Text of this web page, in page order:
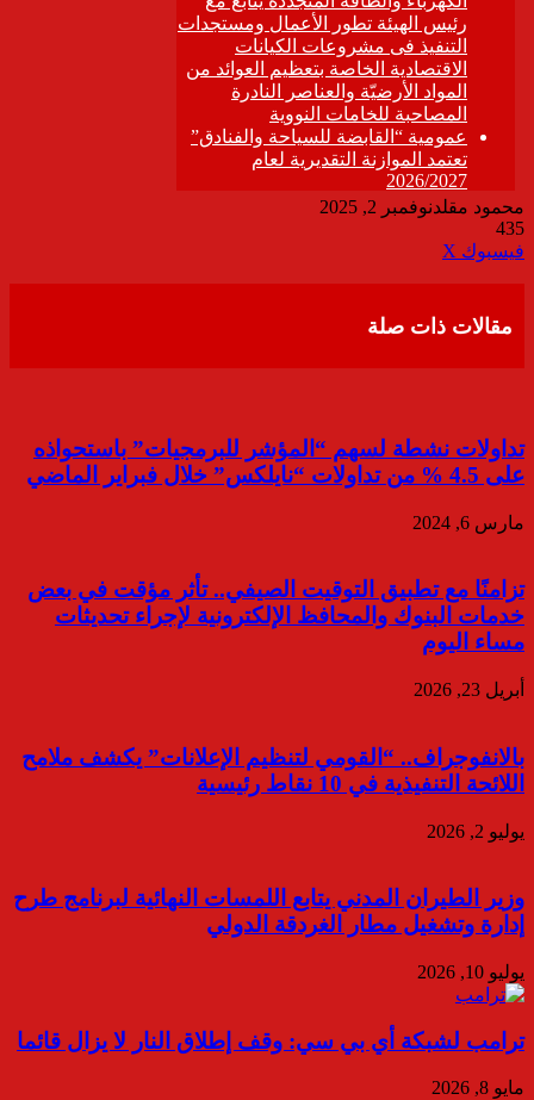
محمود مقلدنوفمبر 2, 2025
435
فيسبوك ‫X
مقالات ذات صلة
تداولات نشطة لسهم “المؤشر للبرمجيات” باستحواذه
على 4.5 % من تداولات “نايلكس” خلال فبراير الماضي
مارس 6, 2024
تزامنًا مع تطبيق التوقيت الصيفي.. تأثر مؤقت في بعض
خدمات البنوك والمحافظ الإلكترونية لإجراء تحديثات
مساء اليوم
أبريل 23, 2026
بالانفوجراف.. “القومي لتنظيم الإعلانات” يكشف ملامح
اللائحة التنفيذية في 10 نقاط رئيسية
يوليو 2, 2026
وزير الطيران المدني يتابع اللمسات النهائية لبرنامج طرح
إدارة وتشغيل مطار الغردقة الدولي
يوليو 10, 2026
ترامب لشبكة أي بي سي: وقف إطلاق النار لا يزال قائما
مايو 8, 2026